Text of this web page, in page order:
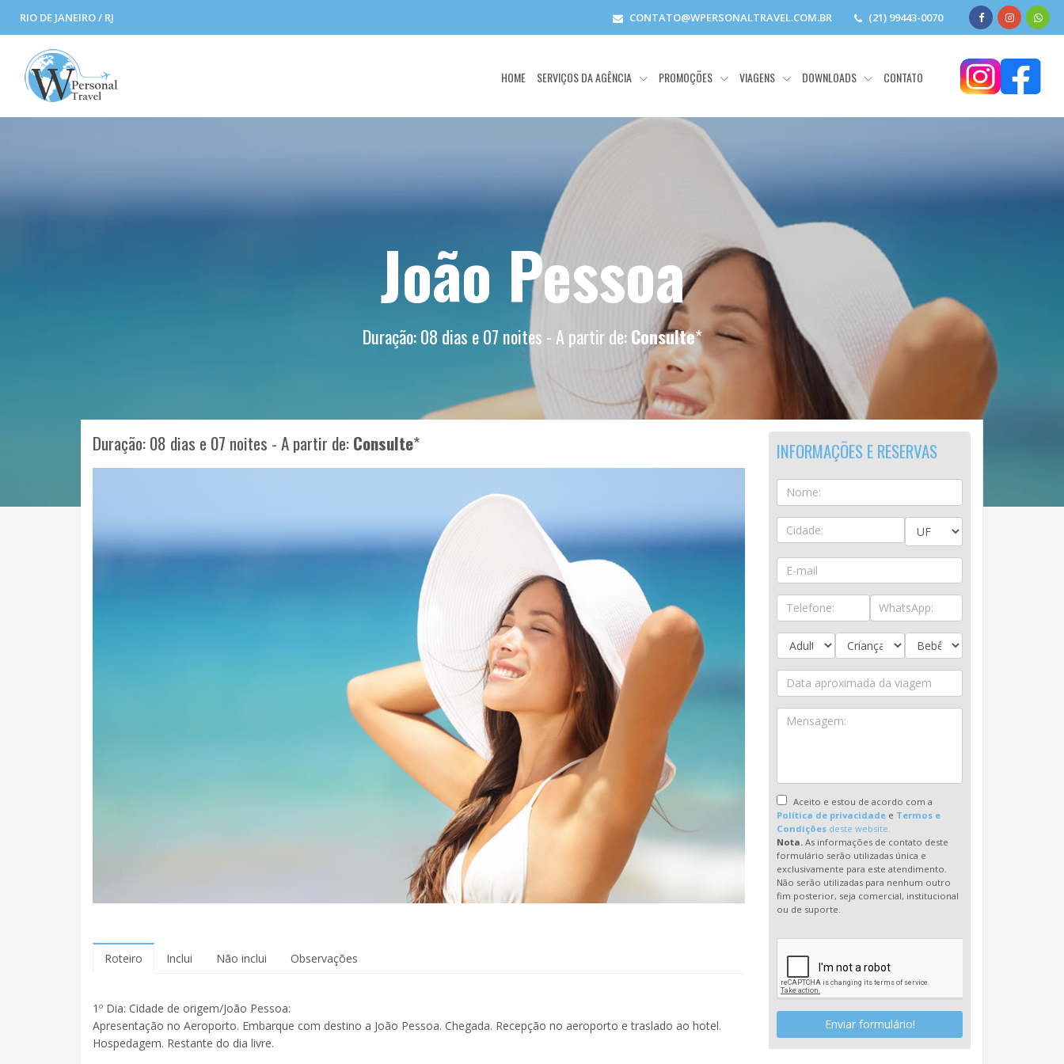
RIO DE JANEIRO / RJ CONTATO@WPERSONALTRAVEL.COM.BR (21) 99443-0070
HOME SERVIÇOS DA AGÊNCIA PROMOÇÕES VIAGENS DOWNLOADS CONTATO
João Pessoa
Duração: 08 dias e 07 noites - A partir de:Consulte*
Duração: 08 dias e 07 noites - A partir de:Consulte*
Roteiro Inclui Não inclui Observações
1º Dia: Cidade de origem/João Pessoa:
Apresentação no Aeroporto. Embarque com destino a João Pessoa. Chegada. Recepção no aeroporto e traslado ao hotel.
Hospedagem. Restante do dia livre.
INFORMAÇÕES E RESERVAS
Aceito e estou de acordo com a
Política de privacidade e Termos e
Condições deste website.
Nota. As informações de contato deste
formulário serão utilizadas única e
exclusivamente para este atendimento.
Não serão utilizadas para nenhum outro
fim posterior, seja comercial, institucional
ou de suporte.
Enviar formulário!